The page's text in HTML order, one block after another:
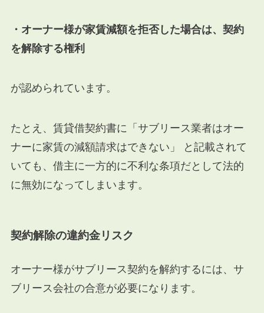
・オーナー様が家賃減額を拒否した場合は、契約
を解除する権利
が認められています。
たとえ、賃貸借契約書に「サブリース業者はオー
ナーに家賃の減額請求はできない」 と記載されて
いても、借主に一方的に不利な条項だとして法的
に無効になってしまいます。
契約解除の違約金リスク
オーナー様がサブリース契約を解約するには、サ
ブリース会社の合意が必要になります。